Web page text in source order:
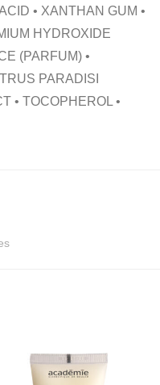
• XANTHAN GUM •
HYDROXIDE
(PARFUM) •
PARADISI
• TOCOPHEROL •